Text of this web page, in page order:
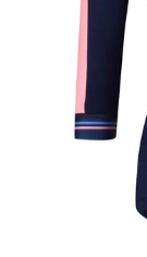
Accessoires
A propos de Susy